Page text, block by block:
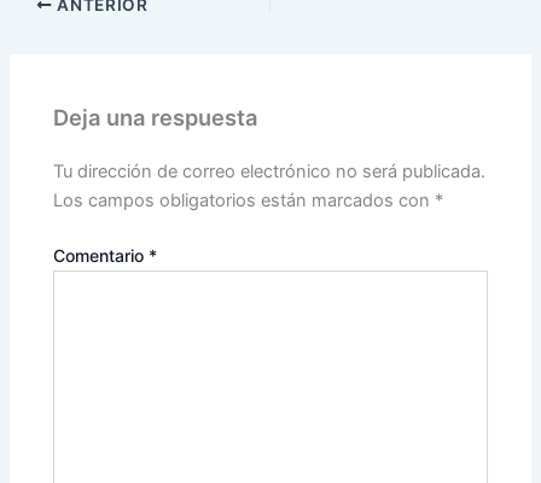
ANTERIOR
Deja una respuesta
Tu dirección de correo electrónico no será publicada.
Los campos obligatorios están marcados con *
Comentario *